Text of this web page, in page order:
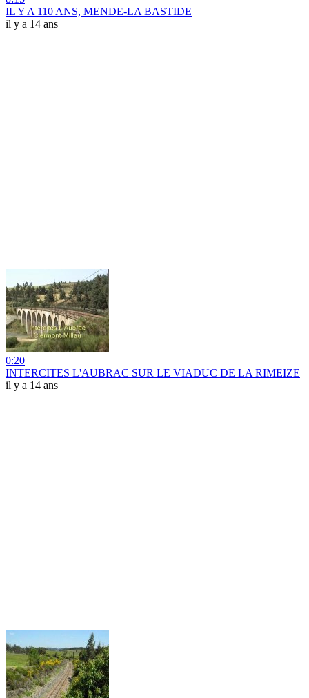
IL Y A 110 ANS, MENDE-LA BASTIDE
il y a 14 ans
0:20
INTERCITES L'AUBRAC SUR LE VIADUC DE LA RIMEIZE
il y a 14 ans